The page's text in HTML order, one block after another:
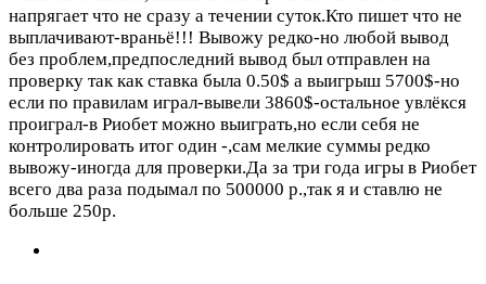
напрягает что не сразу а течении суток.Кто пишет что не
выплачивают-враньё!!! Вывожу редко-но любой вывод
без проблем,предпоследний вывод был отправлен на
проверку так как ставка была 0.50$ а выигрыш 5700$-но
если по правилам играл-вывели 3860$-остальное увлёкся
проиграл-в Риобет можно выиграть,но если себя не
контролировать итог один -,сам мелкие суммы редко
вывожу-иногда для проверки.Да за три года игры в Риобет
всего два раза подымал по 500000 р.,так я и ставлю не
больше 250р.